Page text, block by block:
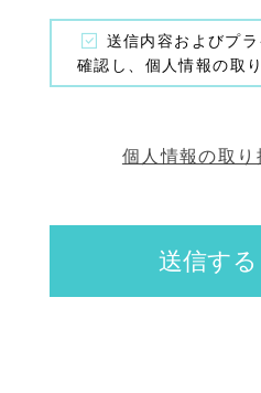
送信内容およびプ
確認し、個人情報の取
個人情報の取り